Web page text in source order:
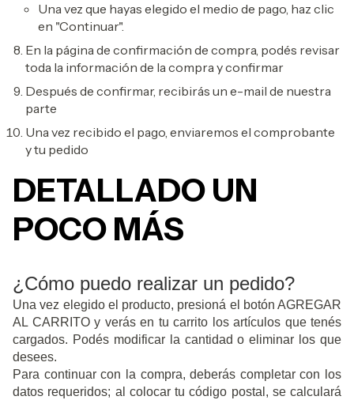
Una vez que hayas elegido el medio de pago, haz clic
en "Continuar".
En la página de confirmación de compra, podés revisar
toda la información de la compra y confirmar
Después de confirmar, recibirás un e-mail de nuestra
parte
Una vez recibido el pago, enviaremos el comprobante
y tu pedido
DETALLADO UN
POCO MÁS
¿Cómo puedo realizar un pedido?
Una vez elegido el producto, presioná el botón AGREGAR
AL CARRITO y verás en tu carrito los artículos que tenés
cargados. Podés modificar la cantidad o eliminar los que
desees.
Para continuar con la compra, deberás completar con los
datos requeridos; al colocar tu código postal, se calculará